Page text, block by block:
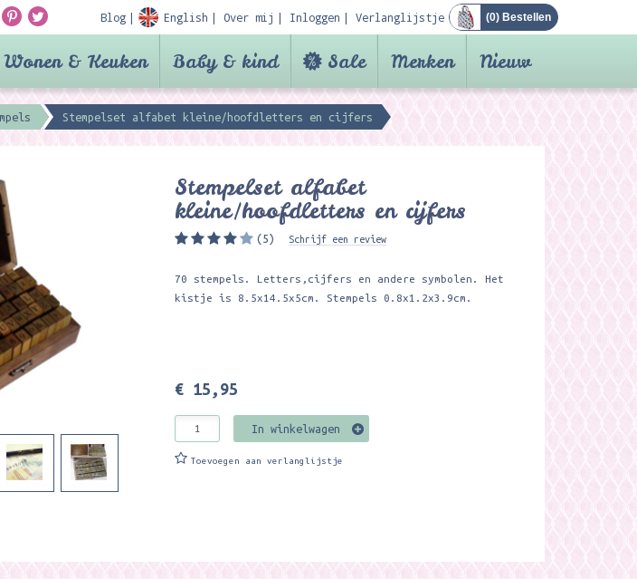
Blog English Over mij Inloggen Verlanglijstje (0) Bestellen
Wonen & Keuken Baby & kind Sale Merken Nieuw
Stempelset alfabet kleine/hoofdletters en cijfers
Stempelset alfabet
kleine/hoofdletters en cijfers
(5) Schrijf een review
70 stempels. Letters,cijfers en andere symbolen. Het
kistje is 8.5x14.5x5cm. Stempels 0.8x1.2x3.9cm.
€ 15,95
In winkelwagen
Toevoegen aan verlanglijstje